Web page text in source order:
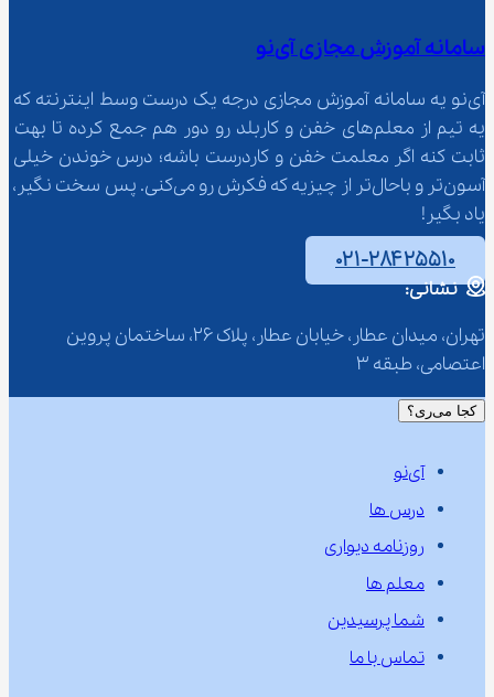
سامانه آموزش مجازی آی‌نو
آی‌نو یه سامانه آموزش مجازی درجه یک درست وسط اینترنته که
یه تیم از معلم‌‌های خفن و کاربلد رو دور هم جمع کرده تا بهت
ثابت کنه اگر معلمت خفن و کاردرست باشه؛ درس خوندن خیلی
آسون‌تر و باحال‌تر از چیزیه که فکرش رو می‌کنی. پس سخت نگیر،
یاد بگیر!
۰۲۱-۲۸۴۲۵۵۱۰
نشانی:
تهران، میدان عطار، خیابان عطار، پلاک 26، ساختمان پروین
اعتصامی، طبقه 3
کجا می‌ری؟
آی‌نو
درس ها
روزنامه دیواری
معلم ها
شما پرسیدین
تماس با ما